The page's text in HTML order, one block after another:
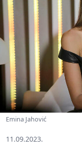
Emina Jahović
11.09.2023.